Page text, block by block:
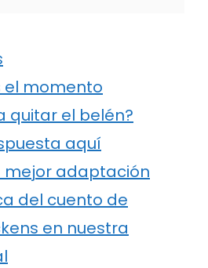
el momento
quitar el belén?
aquí
mejor adaptación
del cuento de
en nuestra